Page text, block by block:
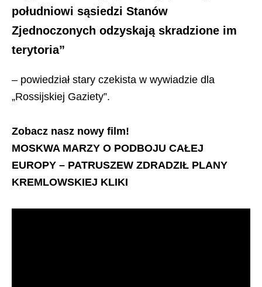
południowi sąsiedzi Stanów
Zjednoczonych odzyskają skradzione im
terytoria”
– powiedział stary czekista w wywiadzie dla
„Rossijskiej Gaziety”.
Zobacz nasz nowy film!
MOSKWA MARZY O PODBOJU CAŁEJ
EUROPY – PATRUSZEW ZDRADZIŁ PLANY
KREMLOWSKIEJ KLIKI